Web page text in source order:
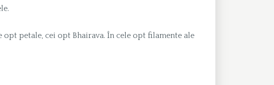
petale, cei opt Bhairava. În cele opt filamente ale